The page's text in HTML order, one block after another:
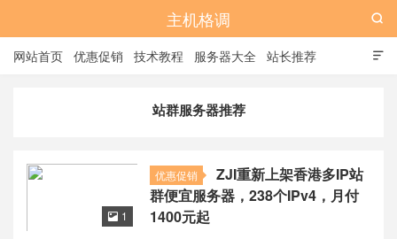
主机格调

网站首页 优惠促销 技术教程 服务器大全 站长推荐

站群服务器推荐
优惠促销
ZJI重新上架香港多IP站
群便宜服务器，238个IPv4，月付
1400元起
 1